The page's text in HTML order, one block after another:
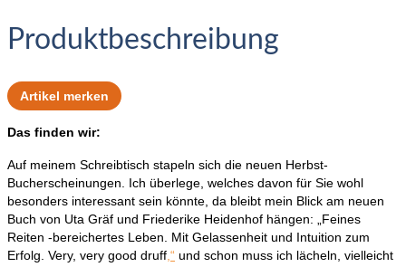
Produktbeschreibung
Artikel merken
Das finden wir:
Auf meinem Schreibtisch stapeln sich die neuen Herbst-
Bucherscheinungen. Ich überlege, welches davon für Sie wohl
besonders interessant sein könnte, da bleibt mein Blick am neuen
Buch von Uta Gräf und Friederike Heidenhof hängen: „Feines
Reiten -bereichertes Leben. Mit Gelassenheit und Intuition zum
Erfolg. Very, very good druff,“ und schon muss ich lächeln, vielleicht